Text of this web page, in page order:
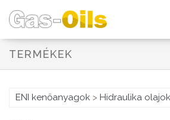
TERMÉKEK
ENI kenőanyagok > Hidraulika olajok